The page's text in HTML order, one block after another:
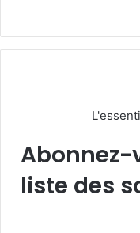
Abonnez-
liste des